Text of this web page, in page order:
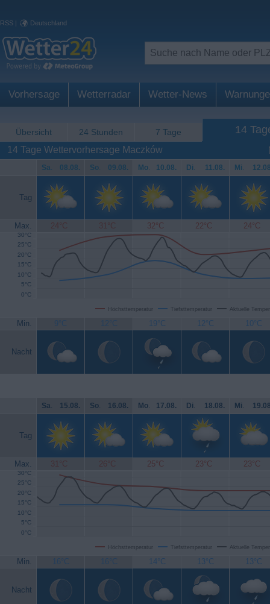
RSS | Deutschland
Vorhersage Wetterradar Wetter-News
Übersicht 24 Stunden 7 Tage 14
14 Tage Wettervorhersage Maczków
Sa. 08.08. So. 09.08. Mo. 10.08. Di. 11.08. Mi.
Tag
Max. 24°C 31°C 32°C 22°C 24°C
Höchsttemperatur Tiefsttemperatur Aktuelle
0°C
5°C
10°C
15°C
20°C
25°C
30°C
Min. 9°C 12°C 19°C 12°C 10°C
Nacht
Sa. 15.08. So. 16.08. Mo. 17.08. Di. 18.08. Mi.
Tag
Max. 31°C 26°C 25°C 23°C 23°C
Höchsttemperatur Tiefsttemperatur Aktuelle
0°C
5°C
10°C
15°C
20°C
25°C
30°C
Min. 16°C 16°C 14°C 13°C 13°C
Nacht